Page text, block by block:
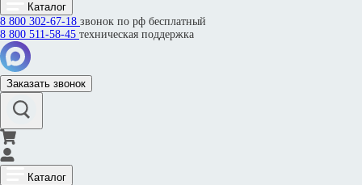
Каталог
8 800 302-67-18 звонок по рф бесплатный
8 800 511-58-45 техническая поддержка
Заказать звонок
Каталог